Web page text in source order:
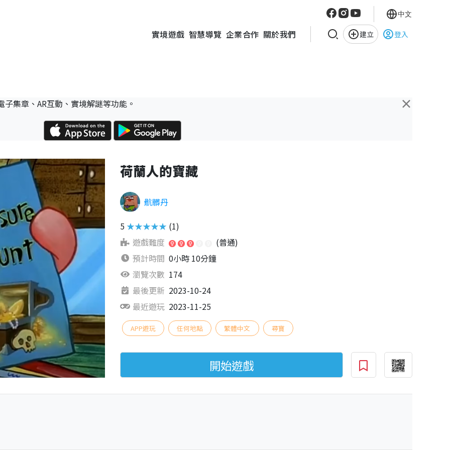
實境遊戲 智慧導覽 企業合作 關於我們 建立 登入
中文
×
集章、AR互動、實境解謎等功能。
荷蘭人的寶藏
骯髒丹
5 ★★★★★ (1)
遊戲難度
(普通)
預計時間 0小時 10分鐘
瀏覽次數 174
最後更新 2023-10-24
最近遊玩 2023-11-25
APP遊玩 任何地點 繁體中文 尋寶
開始遊戲